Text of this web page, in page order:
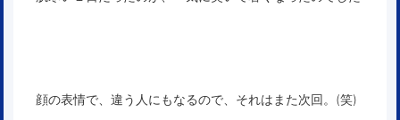
顔の表情で、違う人にもなるので、それはまた次回。(笑)